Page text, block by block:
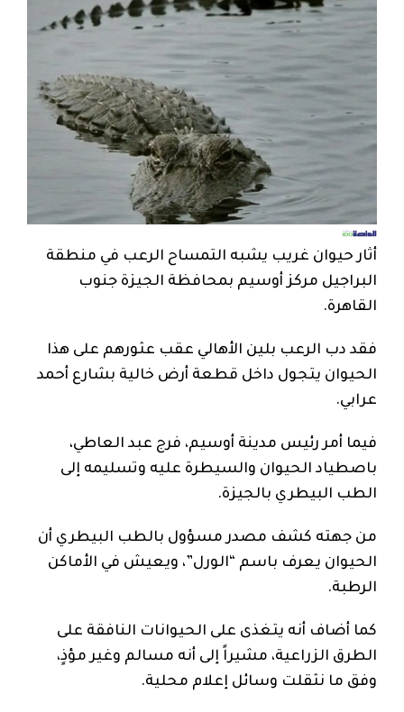
أثار حيوان غريب يشبه التمساح الرعب في منطقة
البراجيل مركز أوسيم بمحافظة الجيزة جنوب
القاهرة.
فقد دب الرعب بلين الأهالي عقب عثورهم على هذا
الحيوان يتجول داخل قطعة أرض خالية بشارع أحمد
عرابي.
فيما أمر رئيس مدينة أوسيم، فرج عبد العاطي،
باصطياد الحيوان والسيطرة عليه وتسليمه إلى
الطب البيطري بالجيزة.
من جهته كشف مصدر مسؤول بالطب البيطري أن
الحيوان يعرف باسم “الورل”، ويعيش في الأماكن
الرطبة.
كما أضاف أنه يتغذى على الحيوانات النافقة على
الطرق الزراعية، مشيراً إلى أنه مسالم وغير مؤذٍ،
وفق ما نثقلت وسائل إعلام محلية.